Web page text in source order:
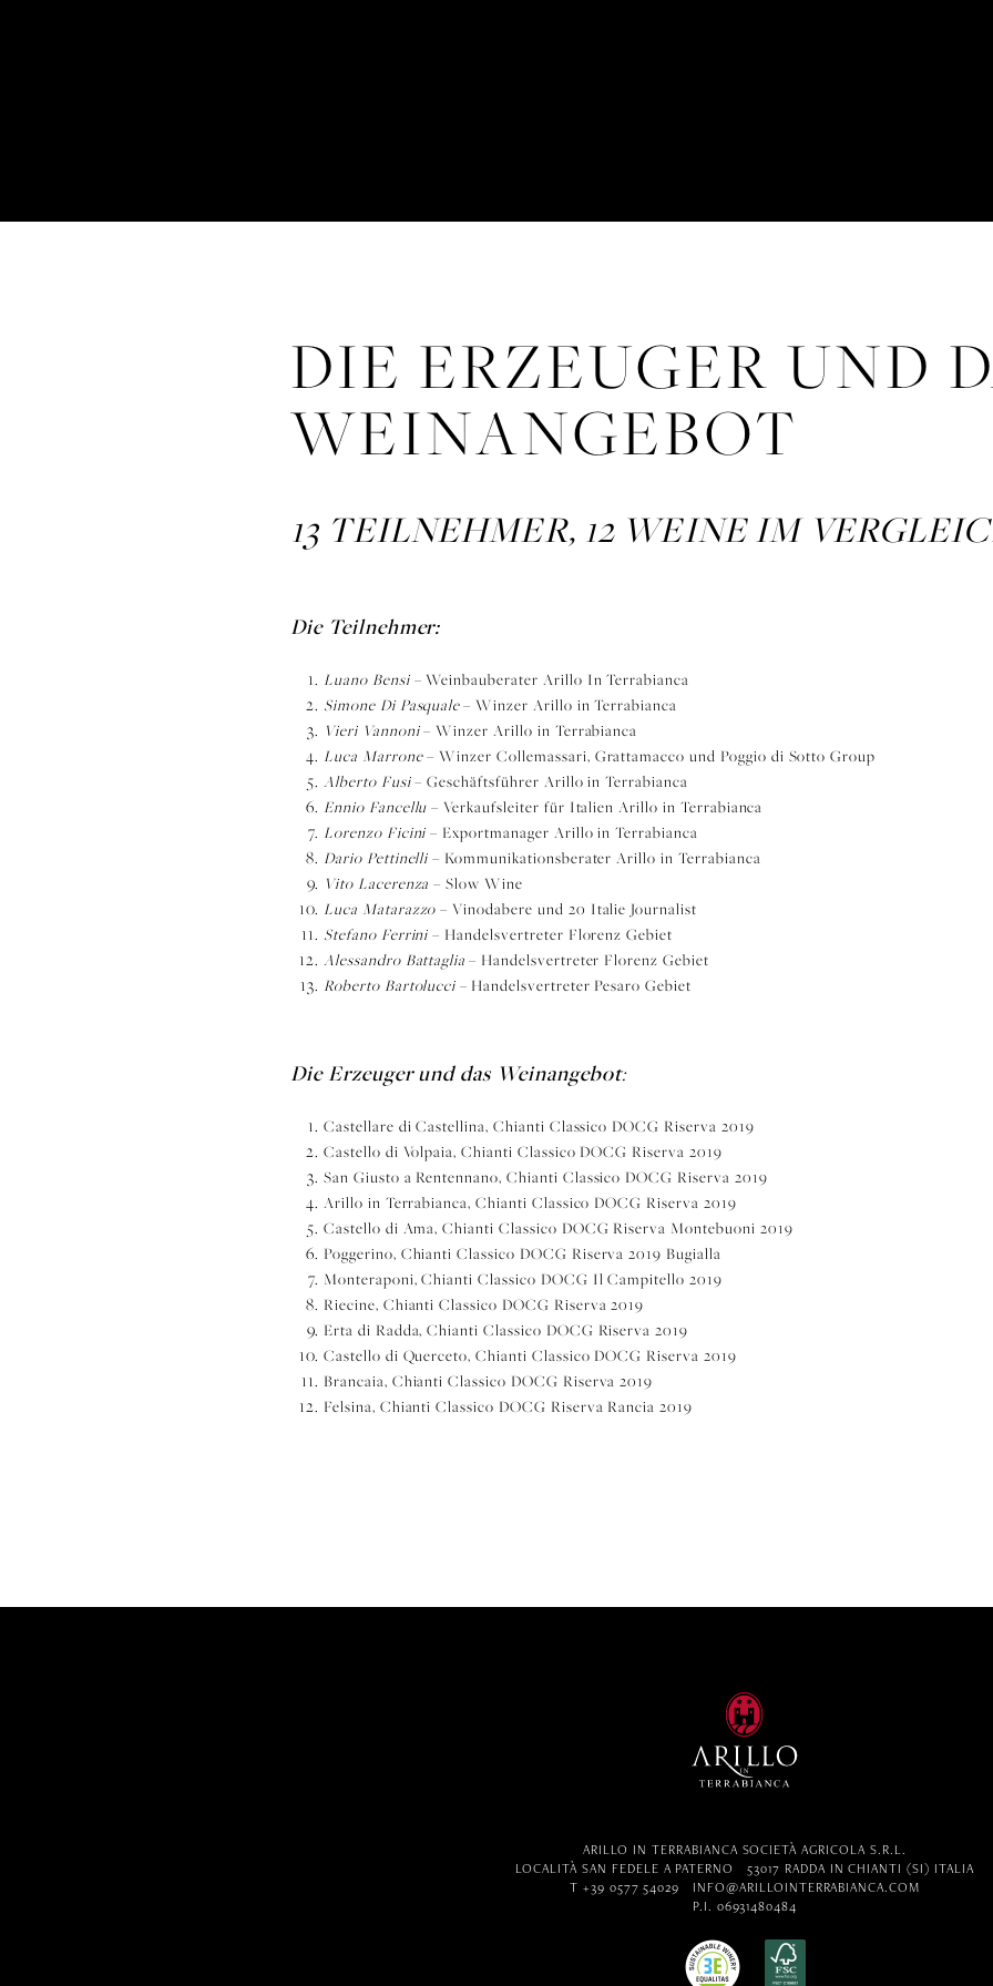
Chianti Classico DOCG 2019 - 12 Weine im Vergleich
DIE ERZEUGER UND
WEINANGEBOT
13 TEILNEHMER, 12 WEINE IM
Die Teilnehmer:
Luano Bensi– Weinbauberater Arillo In Terrabianca
Simone Di Pasquale– Winzer Arillo in Terrabianca
Vieri Vannoni– Winzer Arillo in Terrabianca
Luca Marrone– Winzer Collemassari, Grattamacco und Poggio di Sotto Group
Alberto Fusi– Geschäftsführer Arillo in Terrabianca
Ennio Fancellu – Verkaufsleiter für Italien Arillo in Terrabianca
Lorenzo Ficini – Exportmanager Arillo in Terrabianca
Dario Pettinelli – Kommunikationsberater Arillo in Terrabianca
Vito Lacerenza – Slow Wine
Luca Matarazzo– Vinodabere und 20 Italie Journalist
Stefano Ferrini – Handelsvertreter Florenz Gebiet
Alessandro Battaglia– Handelsvertreter Florenz Gebiet
Roberto Bartolucci – Handelsvertreter Pesaro Gebiet
Die Erzeuger und das Weinangebot:
Castellare di Castellina, Chianti Classico DOCG Riserva 2019
Castello di Volpaia, Chianti Classico DOCG Riserva 2019
San Giusto a Rentennano, Chianti Classico DOCG Riserva 2019
Arillo in Terrabianca, Chianti Classico DOCG Riserva 2019
Castello di Ama, Chianti Classico DOCG Riserva Montebuoni 2019
Poggerino, Chianti Classico DOCG Riserva 2019 Bugialla
Monteraponi, Chianti Classico DOCG Il Campitello 2019
Riecine, Chianti Classico DOCG Riserva 2019
Erta di Radda, Chianti Classico DOCG Riserva 2019
Castello di Querceto, Chianti Classico DOCG Riserva 2019
Brancaia, Chianti Classico DOCG Riserva 2019
Felsina, Chianti Classico DOCG Riserva Rancia 2019
ARILLO IN TERRABIANCA SOCIETÀ AGRICOLA S.R.L.
LOCALITÀ SAN FEDELE A PATERNO53017 RADDA IN CHIANTI (SI) ITALIA
T +39 0577 54029 INFO@ARILLOINTERRABIANCA.COM
P.I. 06931480484